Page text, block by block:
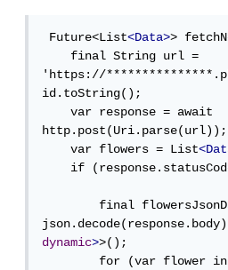
Future<List<Data>>
    final String url =
'https://
id.toString();
    var response = await
http.post(Uri.parse(url));
    var flowers = List
    if (response.statusCode == 200) {
        final flowersJsonData =
dynamic>>();
        for (var flower in flowersJsonData)